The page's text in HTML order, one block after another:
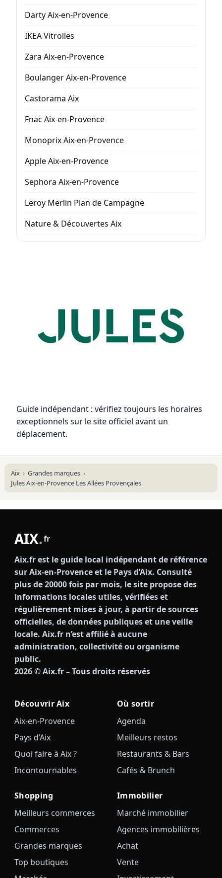
Guide indépendant : vérifiez toujours les horaires
exceptionnels sur le site officiel avant un
déplacement.
Darty Aix-en-Provence
IKEA Vitrolles
Zara Aix-en-Provence
Boulanger Aix-en-Provence
Castorama Aix
Fnac Aix-en-Provence
Monoprix Aix-en-Provence
Apple Aix-en-Provence
Sephora Aix-en-Provence
Leroy Merlin Plan de Campagne
Nature & Découvertes Aix
Aix
Grandes marques
Jules Aix-en-Provence Les Allées Provençales
AIX.fr
Aix.fr est le guide local indépendant de référence
sur Aix-en-Provence et le Pays d’Aix. Consulté
plus de 20000 fois par mois, le site propose des
informations locales utiles, vérifiées et
régulièrement mises à jour, à partir de sources
officielles, de données publiques et une veille
locale. Aix.fr n’est affilié à aucune
administration, collectivité ou organisme
public.
2026© Aix.fr – Tous droits réservés
Découvrir Aix
Aix-en-Provence
Pays d’Aix
Quoi faire à Aix ?
Incontournables
Où sortir
Agenda
Meilleurs restos
Restaurants & Bars
Cafés & Brunch
Shopping
Meilleurs commerces
Commerces
Grandes marques
Top boutiques
Immobilier
Marché immobilier
Agences immobilières
Achat
Vente